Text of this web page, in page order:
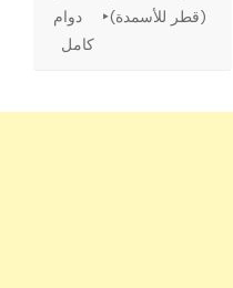
(قطر للأسمدة)
دوام
كامل